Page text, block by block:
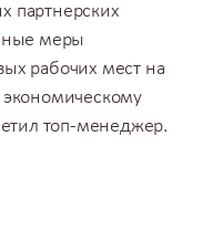
партнерских
меры
рабочих мест на
экономическому
топ-менеджер.